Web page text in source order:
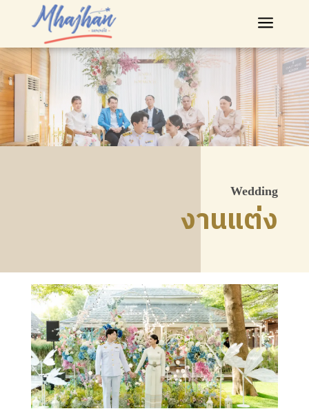
a
Wedding
งานแต่ง